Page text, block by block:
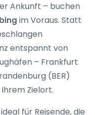
Ankunft – buchen
im Voraus. Statt
entspannt von
– Frankfurt
(BER)
Zielort.
für Reisende, die